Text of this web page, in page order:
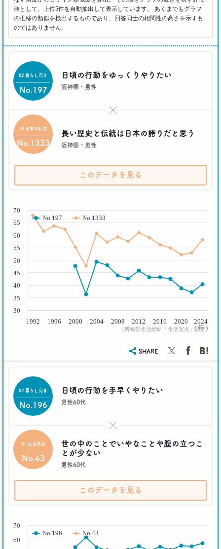
2021.05.31
40代おじさんの生き様は「30点」？
前沢 裕文
2021.05.31
40代おじさんの意識を精神科医が分析 悲しい性を
–日経クロストレンド 連載⑨–
生活総研 上席研究員/コピーライター
前沢 裕文
コロナで｢占いを信じる｣20代女性が増える理由―調
査とインタビューで判明した大きな変化
2021.04.19
40代おじさんに黄信号 「男女平等感」が世の中と
ズレている!?
–日経クロストレンド 連載⑧–
生活総研 上席研究員/コピーライター
–日経クロストレンド 連載⑦–
世代間ギャップを学べる魔法の質問
「お金持ちって誰ですか？」
–日経クロストレンド 連載⑥–
生活総研 上席研究員
2021.03.01
40代おじさん必読！
J.Y. パーク氏に学ぶ 「褒めワード」
--日経クロストレンド 連載⑤--
生活総研 上席研究員/コピーライター
前沢 裕文
シュフからシェフに！
オンラインで「我が家の食卓」が変わる
値として、上位5件を自動抽出して表示しています。 あくまでもグラフ
の推移の類似を検出するものであり、回答同士の相関性の高さを示すも
のではありません。
日頃の行動をゆっくりやりたい
阪神圏・男性
02 暮らし向き
No.197
長い歴史と伝統は日本の誇りだと思う
阪神圏・男性
18 日本の行方
No.1333
このデータを見る
( 年 )
(博報堂生活総研「生活定点」調査)
No.197 No.1333
1992 1996 2000 2004 2008 2012 2016 2020 2024
40
50
30
35
45
55
60
65
70
SHARE
日頃の行動を手早くやりたい
男性60代
02 暮らし向き
No.196
世の中のことでいやなことや腹の立つこ
とが少ない
男性60代
01 生活気流
No.43
このデータを見る
No.196
No.43
60
70